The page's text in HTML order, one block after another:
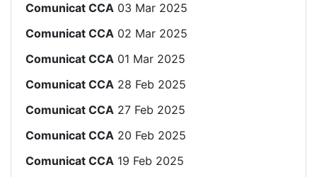
Comunicat CCA 03 Mar 2025
Comunicat CCA 02 Mar 2025
Comunicat CCA 01 Mar 2025
Comunicat CCA 28 Feb 2025
Comunicat CCA 27 Feb 2025
Comunicat CCA 20 Feb 2025
Comunicat CCA 19 Feb 2025